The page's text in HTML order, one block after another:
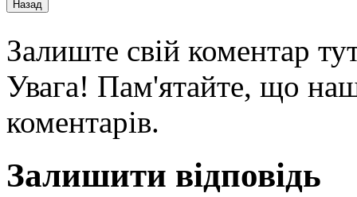
Залиште свій коментар
Увага! Пам'ятайте, що
коментарів.
Залишити відповідь